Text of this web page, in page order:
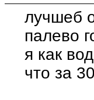
лучшеб
палево
я как
что за